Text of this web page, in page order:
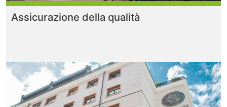
Assicurazione della qualità